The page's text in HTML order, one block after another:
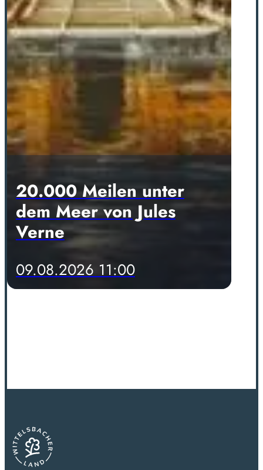
20.000 Meilen unter
dem Meer von Jules
Verne
09.08.2026 11:00